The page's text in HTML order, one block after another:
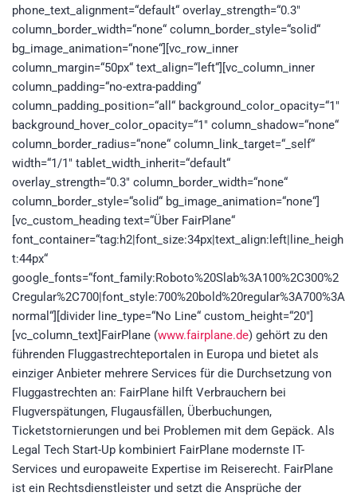
phone_text_alignment=“default“ overlay_strength=“0.3″
column_border_width=“none“ column_border_style=“solid“
bg_image_animation=“none“][vc_row_inner
column_margin=“50px“ text_align=“left“][vc_column_inner
column_padding=“no-extra-padding“
column_padding_position=“all“ background_color_opacity=“1″
background_hover_color_opacity=“1″ column_shadow=“none“
column_border_radius=“none“ column_link_target=“_self“
width=“1/1″ tablet_width_inherit=“default“
overlay_strength=“0.3″ column_border_width=“none“
column_border_style=“solid“ bg_image_animation=“none“]
[vc_custom_heading text=“Über FairPlane“
font_container=“tag:h2|font_size:34px|text_align:left|line_heigh
t:44px“
google_fonts=“font_family:Roboto%20Slab%3A100%2C300%2
Cregular%2C700|font_style:700%20bold%20regular%3A700%3A
normal“][divider line_type=“No Line“ custom_height=“20″]
[vc_column_text]FairPlane (www.fairplane.de) gehört zu den
führenden Fluggastrechteportalen in Europa und bietet als
einziger Anbieter mehrere Services für die Durchsetzung von
Fluggastrechten an: FairPlane hilft Verbrauchern bei
Flugverspätungen, Flugausfällen, Überbuchungen,
Ticketstornierungen und bei Problemen mit dem Gepäck. Als
Legal Tech Start-Up kombiniert FairPlane modernste IT-
Services und europaweite Expertise im Reiserecht. FairPlane
ist ein Rechtsdienstleister und setzt die Ansprüche der